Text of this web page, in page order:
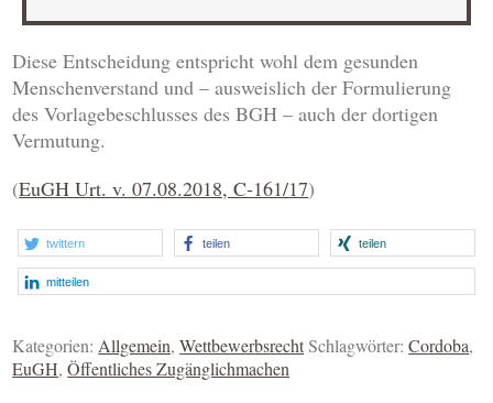
Diese Entscheidung entspricht wohl dem gesunden
Menschenverstand und – ausweislich der Formulierung
des Vorlagebeschlusses des BGH – auch der dortigen
Vermutung.
(EuGH Urt. v. 07.08.2018, C‑161/17)
twittern teilen teilen
mitteilen
Kategorien: Allgemein,WettbewerbsrechtSchlagwörter:Cordoba,
EuGH,Öffentliches Zugänglichmachen